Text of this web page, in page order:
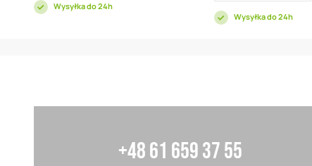
Wysyłka do 24h
Wysyłka do 24h
+48 61 659 37 55